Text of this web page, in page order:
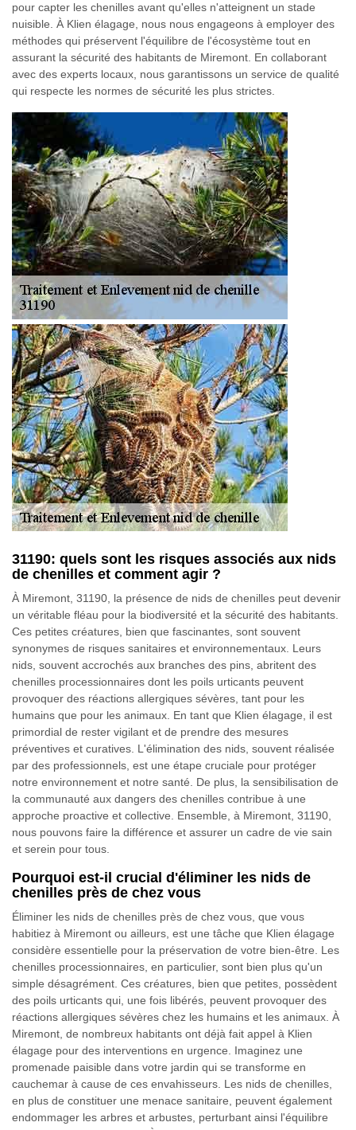
pour capter les chenilles avant qu'elles n'atteignent un stade
nuisible. À Klien élagage, nous nous engageons à employer des
méthodes qui préservent l'équilibre de l'écosystème tout en
assurant la sécurité des habitants de Miremont. En collaborant
avec des experts locaux, nous garantissons un service de qualité
qui respecte les normes de sécurité les plus strictes.
31190: quels sont les risques associés aux nids
de chenilles et comment agir ?
À Miremont, 31190, la présence de nids de chenilles peut devenir
un véritable fléau pour la biodiversité et la sécurité des habitants.
Ces petites créatures, bien que fascinantes, sont souvent
synonymes de risques sanitaires et environnementaux. Leurs
nids, souvent accrochés aux branches des pins, abritent des
chenilles processionnaires dont les poils urticants peuvent
provoquer des réactions allergiques sévères, tant pour les
humains que pour les animaux. En tant que Klien élagage, il est
primordial de rester vigilant et de prendre des mesures
préventives et curatives. L'élimination des nids, souvent réalisée
par des professionnels, est une étape cruciale pour protéger
notre environnement et notre santé. De plus, la sensibilisation de
la communauté aux dangers des chenilles contribue à une
approche proactive et collective. Ensemble, à Miremont, 31190,
nous pouvons faire la différence et assurer un cadre de vie sain
et serein pour tous.
Pourquoi est-il crucial d'éliminer les nids de
chenilles près de chez vous
Éliminer les nids de chenilles près de chez vous, que vous
habitiez à Miremont ou ailleurs, est une tâche que Klien élagage
considère essentielle pour la préservation de votre bien-être. Les
chenilles processionnaires, en particulier, sont bien plus qu'un
simple désagrément. Ces créatures, bien que petites, possèdent
des poils urticants qui, une fois libérés, peuvent provoquer des
réactions allergiques sévères chez les humains et les animaux. À
Miremont, de nombreux habitants ont déjà fait appel à Klien
élagage pour des interventions en urgence. Imaginez une
promenade paisible dans votre jardin qui se transforme en
cauchemar à cause de ces envahisseurs. Les nids de chenilles,
en plus de constituer une menace sanitaire, peuvent également
endommager les arbres et arbustes, perturbant ainsi l'équilibre